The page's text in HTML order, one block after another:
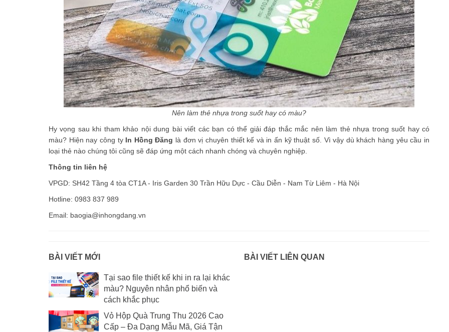
Nên làm thẻ nhựa trong suốt hay có màu?
Hy vọng sau khi tham khảo nội dung bài viết các bạn có thể giải đáp thắc mắc nên làm thẻ nhựa trong suốt hay có
màu? Hiện nay công ty In Hồng Đăng là đơn vị chuyên thiết kế và in ấn kỹ thuật số. Vì vậy dù khách hàng yêu cầu in
loại thẻ nào chúng tôi cũng sẽ đáp ứng một cách nhanh chóng và chuyên nghiệp.
Thông tin liên hệ
VPGD: SH42 Tầng 4 tòa CT1A - Iris Garden 30 Trần Hữu Dực - Cầu Diễn - Nam Từ Liêm - Hà Nội
Hotline: 0983 837 989
Email: baogia@inhongdang.vn
BÀI VIẾT MỚI
Tại sao file thiết kế khi in ra lại khác
màu? Nguyên nhân phổ biến và
cách khắc phục
Vỏ Hộp Quà Trung Thu 2026 Cao
Cấp – Đa Dạng Mẫu Mã, Giá Tận
BÀI VIẾT LIÊN QUAN